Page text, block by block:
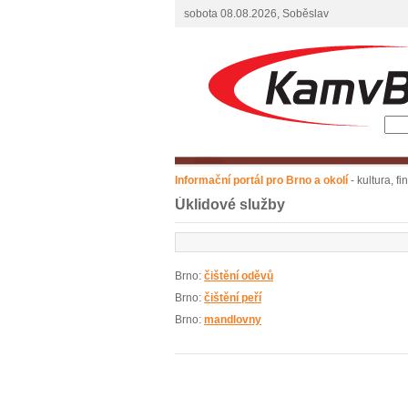
Informační portál pro Brno a okolí - kultura,
sobota 08.08.2026, Soběslav
Úklidové služby
Brno: čištění oděvů
Brno: čištění peří
Brno: mandlovny